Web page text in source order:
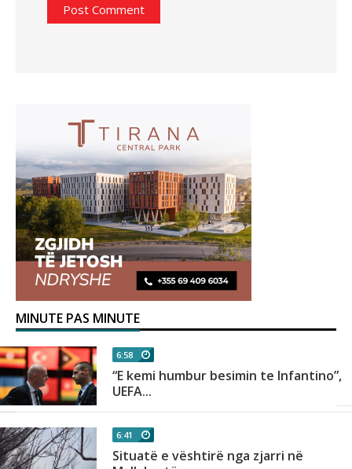
MINUTE PAS MINUTE
6:58
“E kemi humbur besimin te Infantino”,
UEFA...
6:41
Situatë e vështirë nga zjarri në